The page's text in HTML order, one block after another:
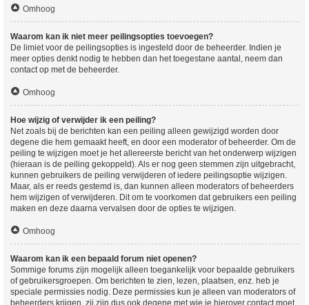
Omhoog
Waarom kan ik niet meer peilingsopties toevoegen?
De limiet voor de peilingsopties is ingesteld door de beheerder. Indien je
meer opties denkt nodig te hebben dan het toegestane aantal, neem dan
contact op met de beheerder.
Omhoog
Hoe wijzig of verwijder ik een peiling?
Net zoals bij de berichten kan een peiling alleen gewijzigd worden door
degene die hem gemaakt heeft, en door een moderator of beheerder. Om de
peiling te wijzigen moet je het allereerste bericht van het onderwerp wijzigen
(hieraan is de peiling gekoppeld). Als er nog geen stemmen zijn uitgebracht,
kunnen gebruikers de peiling verwijderen of iedere peilingsoptie wijzigen.
Maar, als er reeds gestemd is, dan kunnen alleen moderators of beheerders
hem wijzigen of verwijderen. Dit om te voorkomen dat gebruikers een peiling
maken en deze daarna vervalsen door de opties te wijzigen.
Omhoog
Waarom kan ik een bepaald forum niet openen?
Sommige forums zijn mogelijk alleen toegankelijk voor bepaalde gebruikers
of gebruikersgroepen. Om berichten te zien, lezen, plaatsen, enz. heb je
speciale permissies nodig. Deze permissies kun je alleen van moderators of
beheerders krijgen, zij zijn dus ook degene met wie je hierover contact moet